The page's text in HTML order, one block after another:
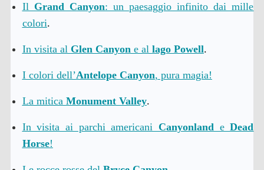
Il Grand Canyon: un paesaggio infinito dai mille
colori.
In visita al Glen Canyone al lago Powell.
I colori dell’Antelope Canyon, pura magia!
La mitica Monument Valley.
In visita ai parchi americani Canyonland eDead
Horse!